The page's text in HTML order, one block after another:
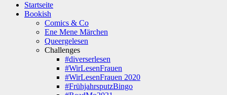
Startseite
Bookish
Comics & Co
Ene Mene Märchen
Queergelesen
Challenges
#diverserlesen
#WirLesenFrauen
#WirLesenFrauen 2020
#FrühjahrsputzBingo